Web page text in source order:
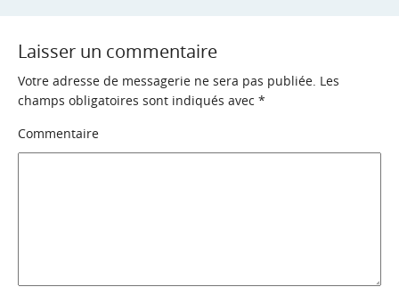
Laisser un commentaire
Votre adresse de messagerie ne sera pas publiée. Les
champs obligatoires sont indiqués avec *
Commentaire